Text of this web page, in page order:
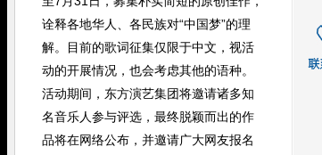
诠释各地华人、各民族对“中国梦”的理
解。目前的歌词征集仅限于中文，视活
动的开展情况，也会考虑其他的语种。
活动期间，东方演艺集团将邀请诸多知
名音乐人参与评选，最终脱颖而出的作
品将在网络公布，并邀请广大网友报名